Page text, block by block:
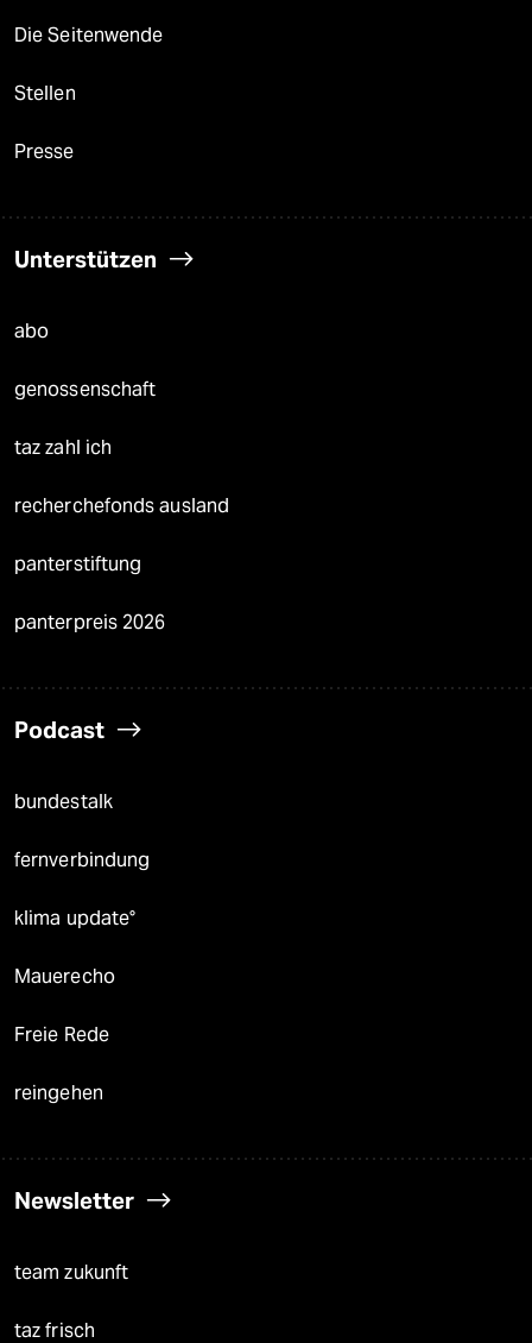
Die Seitenwende
Stellen
Presse
Unterstützen
abo
genossenschaft
taz zahl ich
recherchefonds ausland
panterstiftung
panterpreis 2026
Podcast
bundestalk
fernverbindung
klima update°
Mauerecho
Freie Rede
reingehen
Newsletter
team zukunft
taz frisch